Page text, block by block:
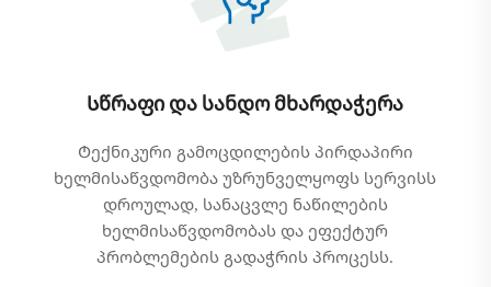
Სწრაფი და სანდო მხარდაჭერა
Ტექნიკური გამოცდილების პირდაპირი
ხელმისაწვდომობა უზრუნველყოფს სერვისს
დროულად, სანაცვლე ნაწილების
ხელმისაწვდომობას და ეფექტურ
პრობლემების გადაჭრის პროცესს.